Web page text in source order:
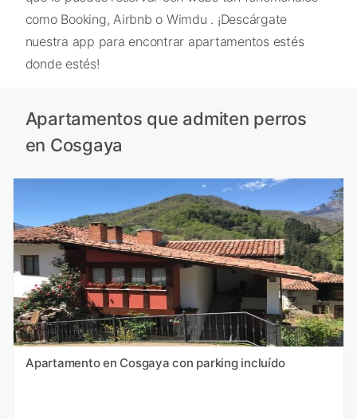
como Booking, Airbnb o Wimdu . ¡Descárgate
nuestra app para encontrar apartamentos estés
donde estés!
Apartamentos que admiten perros
en Cosgaya
Apartamento en Cosgaya con parking incluído